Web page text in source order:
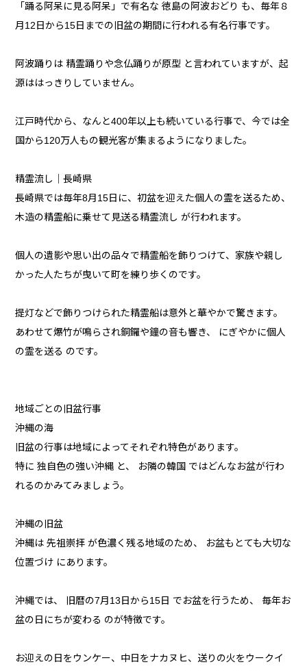
「踊る阿呆に見る阿呆」で有名な 徳島の阿波おどり も、毎年８
月12日から15日までの旧盆の期間に行われる有名行事です。
阿波踊りは 精霊踊りや念仏踊りが原型 と言われていますが、起
源ははっきりしていません。
江戸時代から、なんと400年以上も続いている行事で、今では全
国から120万人もの観光客が集まるようになりました。
精霊流し｜長崎県
長崎県では毎年8月15日に、初盆を迎えた個人の霊を送るため、
木造の精霊船に乗せて見送る精霊流し が行われます。
個人の遺影や思い出の品々で精霊船を飾りつけて、家族や親し
かった人たちが曳いて町を練り歩くのです。
提灯などで飾りつけられた精霊船は意外と華やかで驚きます。
あわせて爆竹が鳴らされ銅鑼や鐘の音も響き、 にぎやかに個人
の霊を送る のです。
地域ごとの旧盆行事
沖縄の海
旧盆の行事は地域によってそれぞれ特色があります。
特に 独自色の強い沖縄 と、 お隣の韓国 ではどんなお盆が行わ
れるのかみてみましょう。
沖縄の旧盆
沖縄は 先祖崇拝 が色濃く残る地域のため、 お盆もとても大切な
位置づけ にあります。
沖縄では、 旧暦の7月13日から15日 でお盆を行うため、 毎年お
盆の日にちが変わる のが特徴です。
お迎えの日をウンケー、中日をナカヌヒ、送りの火をウークイ